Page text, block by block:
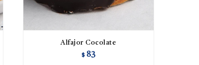
Alfajor Cocolate
$ 83